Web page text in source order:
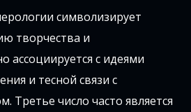
символизирует
творчества и
ассоциируется с идеями
и тесной связи с
число часто является